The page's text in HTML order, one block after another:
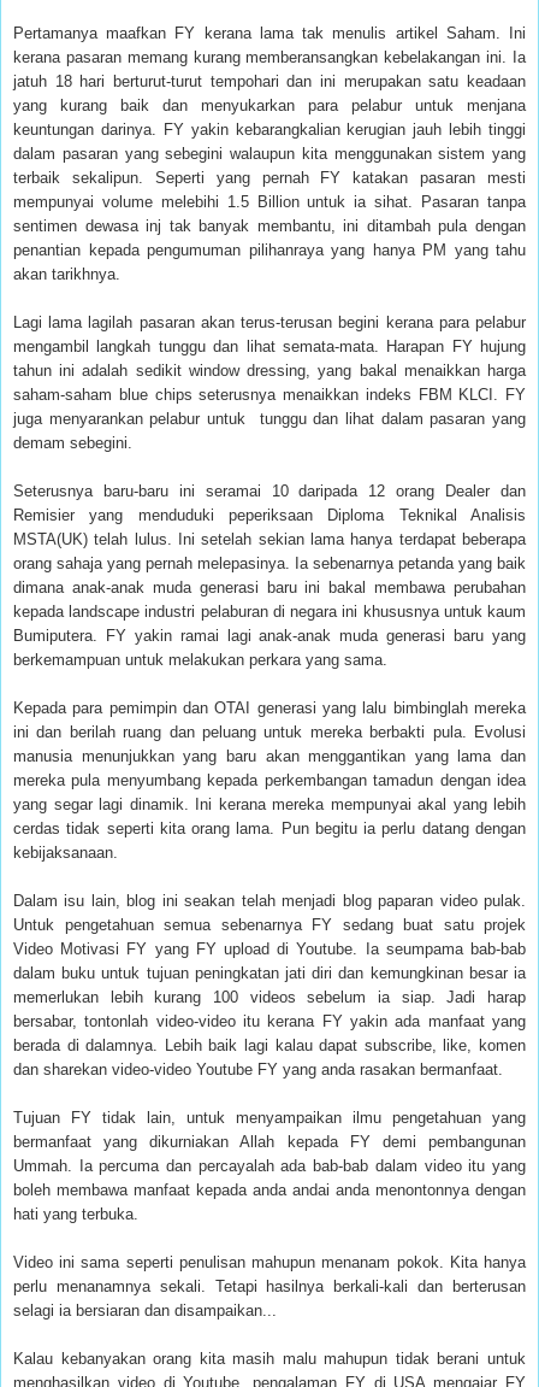
Pertamanya maafkan FY kerana lama tak menulis artikel Saham. Ini
kerana pasaran memang kurang memberansangkan kebelakangan ini. Ia
jatuh 18 hari berturut-turut tempohari dan ini merupakan satu keadaan
yang kurang baik dan menyukarkan para pelabur untuk menjana
keuntungan darinya. FY yakin kebarangkalian kerugian jauh lebih tinggi
dalam pasaran yang sebegini walaupun kita menggunakan sistem yang
terbaik sekalipun. Seperti yang pernah FY katakan pasaran mesti
mempunyai volume melebihi 1.5 Billion untuk ia sihat. Pasaran tanpa
sentimen dewasa inj tak banyak membantu, ini ditambah pula dengan
penantian kepada pengumuman pilihanraya yang hanya PM yang tahu
akan tarikhnya.
Lagi lama lagilah pasaran akan terus-terusan begini kerana para pelabur
mengambil langkah tunggu dan lihat semata-mata. Harapan FY hujung
tahun ini adalah sedikit window dressing, yang bakal menaikkan harga
saham-saham blue chips seterusnya menaikkan indeks FBM KLCI. FY
juga menyarankan pelabur untuk
tunggu dan lihat dalam pasaran yang
demam sebegini.
Seterusnya baru-baru ini seramai 10 daripada 12 orang Dealer dan
Remisier yang menduduki peperiksaan Diploma Teknikal Analisis
MSTA(UK) telah lulus. Ini setelah sekian lama hanya terdapat beberapa
orang sahaja yang pernah melepasinya. Ia sebenarnya petanda yang baik
dimana anak-anak muda generasi baru ini bakal membawa perubahan
kepada landscape industri pelaburan di negara ini khususnya untuk kaum
Bumiputera. FY yakin ramai lagi anak-anak muda generasi baru yang
berkemampuan untuk melakukan perkara yang sama.
Kepada para pemimpin dan OTAI generasi yang lalu bimbinglah mereka
ini dan berilah ruang dan peluang untuk mereka berbakti pula. Evolusi
manusia menunjukkan yang baru akan menggantikan yang lama dan
mereka pula menyumbang kepada perkembangan tamadun dengan idea
yang segar lagi dinamik. Ini kerana mereka mempunyai akal yang lebih
cerdas tidak seperti kita orang lama. Pun begitu ia perlu datang dengan
kebijaksanaan.
Dalam isu lain, blog ini seakan telah menjadi blog paparan video pulak.
Untuk pengetahuan semua sebenarnya FY sedang buat satu projek
Video Motivasi FY yang FY upload di Youtube. Ia seumpama bab-bab
dalam buku untuk tujuan peningkatan jati diri dan kemungkinan besar ia
memerlukan lebih kurang 100 videos sebelum ia siap. Jadi harap
bersabar, tontonlah video-video itu kerana FY yakin ada manfaat yang
berada di dalamnya. Lebih baik lagi kalau dapat subscribe, like, komen
dan sharekan video-video Youtube FY yang anda rasakan bermanfaat.
Tujuan FY tidak lain, untuk menyampaikan ilmu pengetahuan yang
bermanfaat yang dikurniakan Allah kepada FY demi pembangunan
Ummah. Ia percuma dan percayalah ada bab-bab dalam video itu yang
boleh membawa manfaat kepada anda andai anda menontonnya dengan
hati yang terbuka.
Video ini sama seperti penulisan mahupun menanam pokok. Kita hanya
perlu menanamnya sekali. Tetapi hasilnya berkali-kali dan berterusan
selagi ia bersiaran dan disampaikan...
Kalau kebanyakan orang kita masih malu mahupun tidak berani untuk
menghasilkan video di Youtube, pengalaman FY di USA mengajar FY